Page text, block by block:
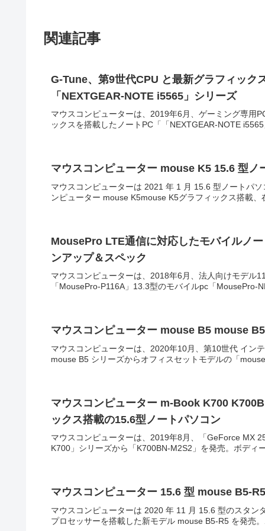
関連記事
G-Tune、第9世代CPU と最新グラフィック
「NEXTGEAR-NOTE i5565」シリーズ
マウスコンピューターは、2019年6月、ゲーミング専用
ックスを搭載したノートPC「「NEXTGEAR-NOTE
マウスコンピューター mouse K5 15.6 型ノ
マウスコンピューターは 2021 年 1 月 15.6 型ノートパ
ンピューター mouse K5mouse K5グラフィックス搭載
MousePro LTE通信に対応したモバイルノ
ンアップ＆スペック
マウスコンピューターは、2018年6月、法人向けモデル
「MousePro-P116A」13.3型のモバイルpc「
マウスコンピューター mouse B5 mouse
マウスコンピューターは、2020年10月、第10世代 イン
mouse B5 シリーズからオフィスセットモデルの「
マウスコンピューター m-Book K700
ックス搭載の15.6型ノートパソコン
マウスコンピューターは、2019年8月、「GeForce MX
K700」シリーズから「K700BN-M2S2」を発売。ボディ
マウスコンピューター 15.6 型 mouse B5-R5
マウスコンピューターは 2020 年 11 月 15.6 型のスタ
プロセッサーを搭載した新モデル mouse B5-R5 を発売